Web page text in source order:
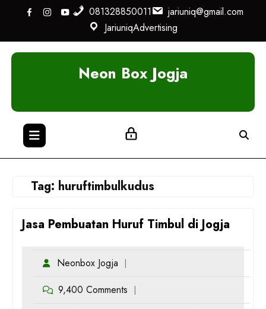
081328850011
jariuniq@gmail.com
JariuniqAdvertising
Neon Box Jogja
Tag: huruftimbulkudus
Jasa Pembuatan Huruf Timbul di Jogja
Neonbox Jogja
9,400 Comments